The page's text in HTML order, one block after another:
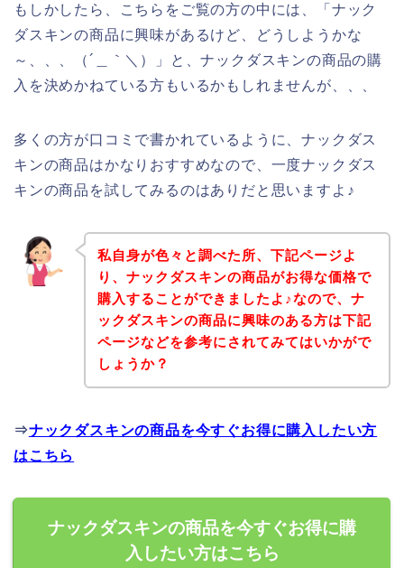
もしかしたら、こちらをご覧の方の中には、「ナック
ダスキンの商品に興味があるけど、どうしようかな
～、、、（´＿｀＼）」と、ナックダスキンの商品の購
入を決めかねている方もいるかもしれませんが、、、
多くの方が口コミで書かれているように、ナックダス
キンの商品はかなりおすすめなので、一度ナックダス
キンの商品を試してみるのはありだと思いますよ♪
私自身が色々と調べた所、下記ページよ
り、ナックダスキンの商品がお得な価格で
購入することができましたよ♪なので、ナ
ックダスキンの商品に興味のある方は下記
ページなどを参考にされてみてはいかがで
しょうか？
⇒ナックダスキンの商品を今すぐお得に購入したい方
はこちら
ナックダスキンの商品を今すぐお得に購
入したい方はこちら